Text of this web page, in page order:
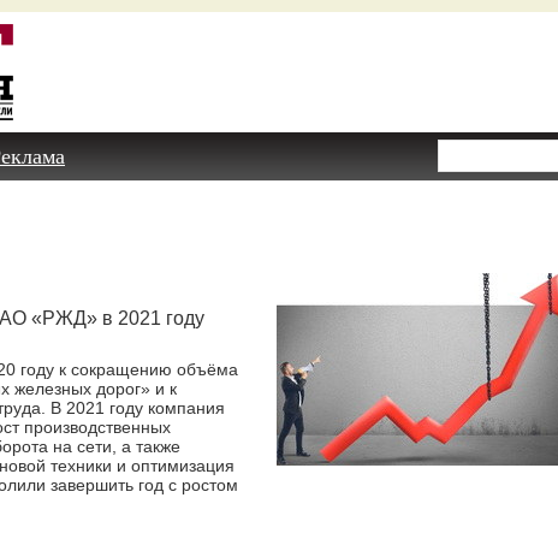
«РЖД» в 2021 году
году к сокращению объёма
железных дорог» и к
В 2021 году компания
производственных
на сети, а также
техники и оптимизация
завершить год с ростом